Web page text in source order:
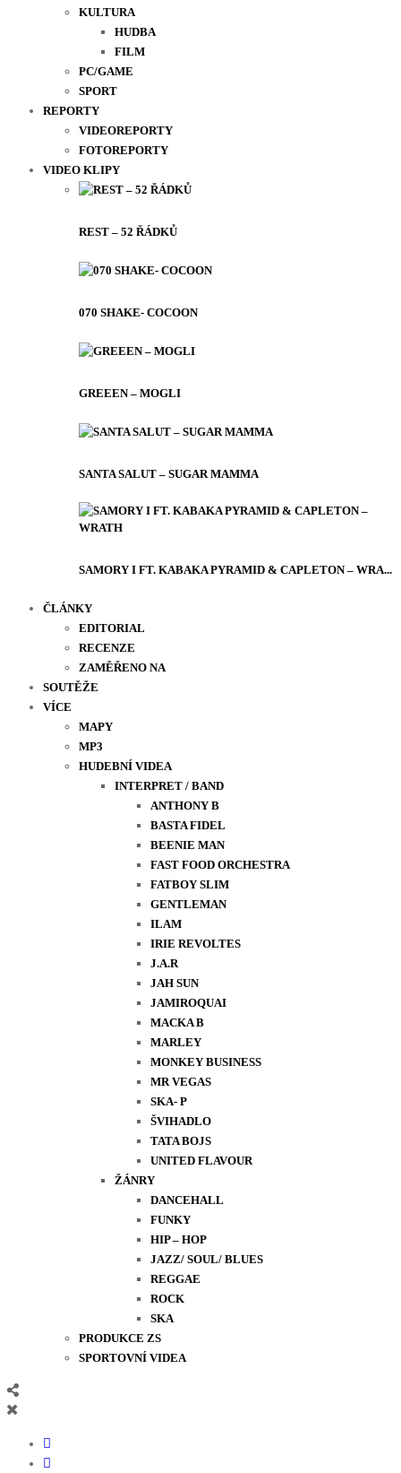
KULTURA
HUDBA
FILM
PC/GAME
SPORT
REPORTY
VIDEOREPORTY
FOTOREPORTY
VIDEO KLIPY
REST – 52 ŘÁDKŮ
070 SHAKE- COCOON
GREEEN – MOGLI
SANTA SALUT – SUGAR MAMMA
SAMORY I FT. KABAKA PYRAMID & CAPLETON – WRA...
ČLÁNKY
EDITORIAL
RECENZE
ZAMĚŘENO NA
SOUTĚŽE
VÍCE
MAPY
MP3
HUDEBNÍ VIDEA
INTERPRET / BAND
ANTHONY B
BASTA FIDEL
BEENIE MAN
FAST FOOD ORCHESTRA
FATBOY SLIM
GENTLEMAN
ILAM
IRIE REVOLTES
J.A.R
JAH SUN
JAMIROQUAI
MACKA B
MARLEY
MONKEY BUSINESS
MR VEGAS
SKA- P
ŠVIHADLO
TATA BOJS
UNITED FLAVOUR
ŽÁNRY
DANCEHALL
FUNKY
HIP – HOP
JAZZ/ SOUL/ BLUES
REGGAE
ROCK
SKA
PRODUKCE ZS
SPORTOVNÍ VIDEA